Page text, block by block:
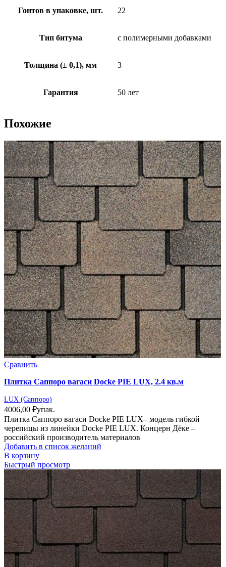
Гонтов в упаковке, шт. 22
Тип битума с полимерными добавками
Толщина (± 0,1), мм 3
Гарантия 50 лет
Похожие
Сравнить
Плитка Саппоро вагаси Docke PIE LUX, 2.4 кв.м
LUX (Саппоро)
4006,00 ₽упак.
Плитка Саппоро вагаси Docke PIE LUX– модель гибкой
черепицы из линейки Docke PIE LUX. Концерн Дёке –
российский производитель материалов
Добавить в список желаний
В корзину
Быстрый просмотр